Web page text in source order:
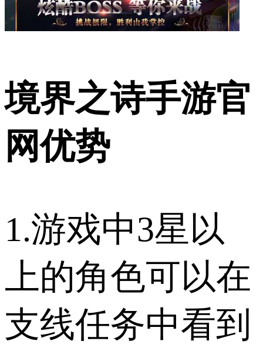
境界之诗手游官
网优势
1.游戏中3星以
上的角色可以在
支线任务中看到